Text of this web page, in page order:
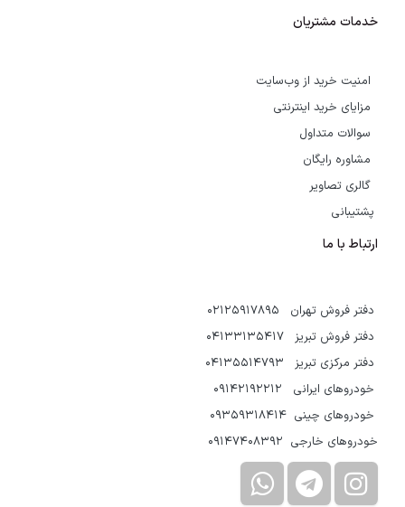
خدمات مشتریان
امنیت خرید از وب‌سایت
مزایای خرید اینترنتی
سوالات متداول
مشاوره رایگان
گالری تصاویر
پشتیبانی
ارتباط با ما
دفتر فروش تهران 02125917895
دفتر فروش تبریز 04133135417
دفتر مرکزی تبریز 04135514793
خودروهای ایرانی 09142192212
خودروهای چینی 09359318414
خودروهای خارجی 09147408392